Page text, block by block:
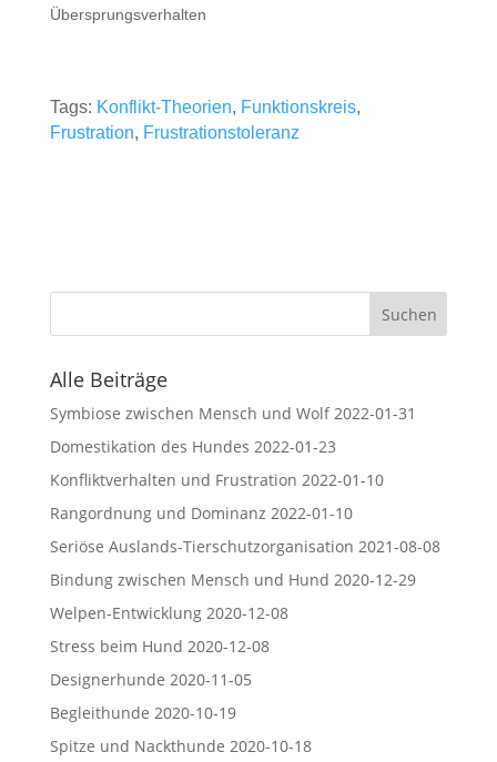
Übersprungsverhalten
Tags: Konflikt-Theorien, Funktionskreis,
Frustration, Frustrationstoleranz
Alle Beiträge
Symbiose zwischen Mensch und Wolf 2022-01-31
Domestikation des Hundes 2022-01-23
Konfliktverhalten und Frustration 2022-01-10
Rangordnung und Dominanz 2022-01-10
Seriöse Auslands-Tierschutzorganisation 2021-08-08
Bindung zwischen Mensch und Hund 2020-12-29
Welpen-Entwicklung 2020-12-08
Stress beim Hund 2020-12-08
Designerhunde 2020-11-05
Begleithunde 2020-10-19
Spitze und Nackthunde 2020-10-18